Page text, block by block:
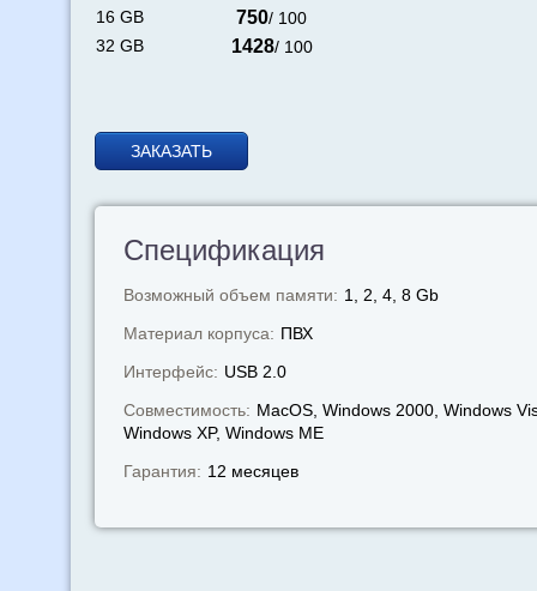
16 GB
750/ 100
32 GB
1428/ 100
ЗАКАЗАТЬ
Спецификация
Возможный объем памяти: 1, 2, 4, 8 Gb
Материал корпуса: ПВХ
Интерфейс: USB 2.0
Совместимость: MacOS, Windows 2000, Windows
Windows XP, Windows МЕ
Гарантия: 12 месяцев